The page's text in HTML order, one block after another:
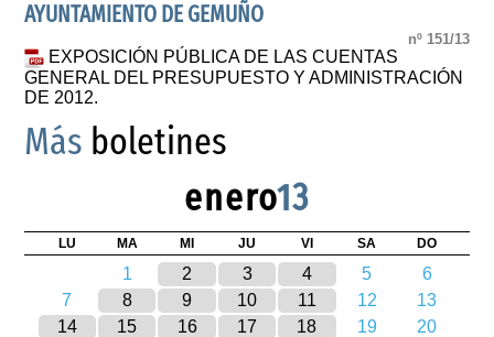
AYUNTAMIENTO DE GEMUÑO
nº 151/13
EXPOSICIÓN PÚBLICA DE LAS CUENTAS
GENERAL DEL PRESUPUESTO Y ADMINISTRACIÓN
DE 2012.
Más boletines
enero13
LU MA MI JU VI SA DO
1 2 3 4 5
6
7
8 9 10 11 12
13
14
15 16 17 18 19
20